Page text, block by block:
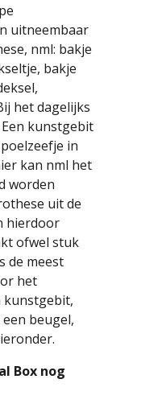
uitneembaar
nml: bakje
bakje
het dagelijks
kunstgebit
in
kan nml het
worden
uit de
hierdoor
ofwel stuk
de meest
het
kunstgebit,
beugel,
Box nog